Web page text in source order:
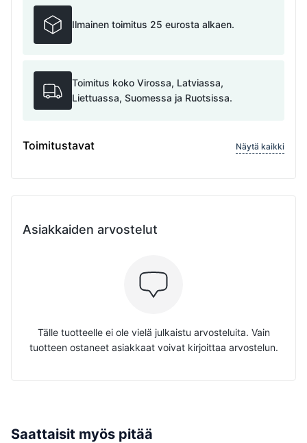
Ilmainen toimitus 25 eurosta alkaen.
Toimitus koko Virossa, Latviassa,
Liettuassa, Suomessa ja Ruotsissa.
Toimitustavat Näytä kaikki
Asiakkaiden arvostelut
Tälle tuotteelle ei ole vielä julkaistu arvosteluita. Vain
tuotteen ostaneet asiakkaat voivat kirjoittaa arvostelun.
Saattaisit myös pitää